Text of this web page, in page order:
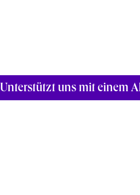
Unterstützt uns mit einem